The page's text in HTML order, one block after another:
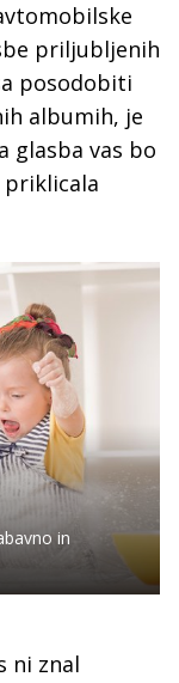
priljubljenih
posodobiti
albumih, je
glasba vas bo
in
ni znal